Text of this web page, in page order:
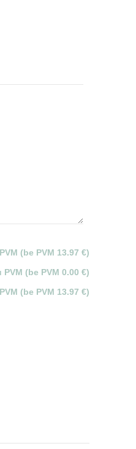
(be PVM 13.97 €)
PVM (be PVM 0.00 €)
(be PVM 13.97 €)